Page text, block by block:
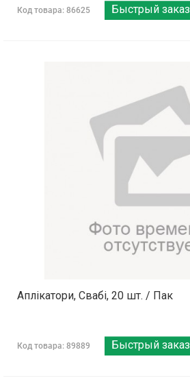
Код товара: 86625 Быстрый заказ
Аплікатори, Свабі, 20 шт. / Пак
Код товара: 89889 Быстрый заказ